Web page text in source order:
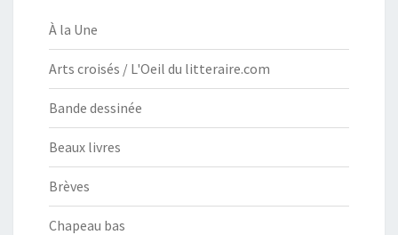
À la Une
Arts croisés / L'Oeil du litteraire.com
Bande dessinée
Beaux livres
Brèves
Chapeau bas